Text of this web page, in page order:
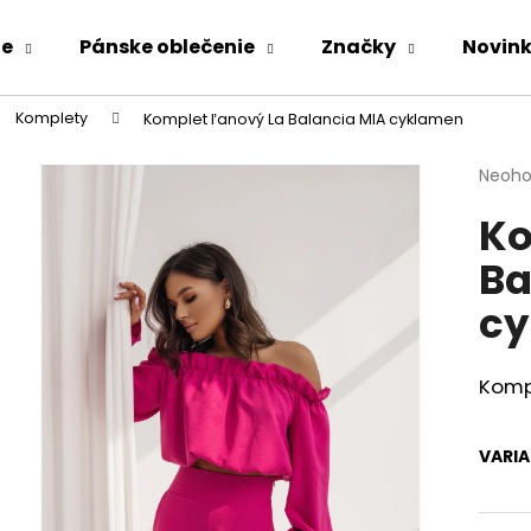
Pánske oblečenie Značky
Komplety Komplet ľanový La Balancia MIA cyklamen
je
0,0
5
Čo potrebujete nájsť?
Odporúčame
KOMPLET LA BALANCIA CALVI ĽAN - ZAVINOVACIE